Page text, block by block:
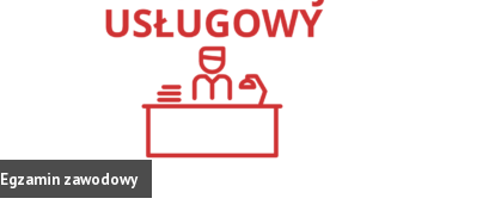
Egzamin zawodowy